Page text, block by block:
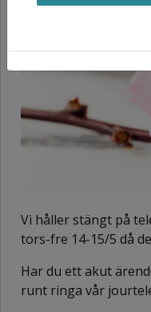
Vi håller stängt på
tors-fre 14-15/5 då
Har du ett akut
runt ringa vår